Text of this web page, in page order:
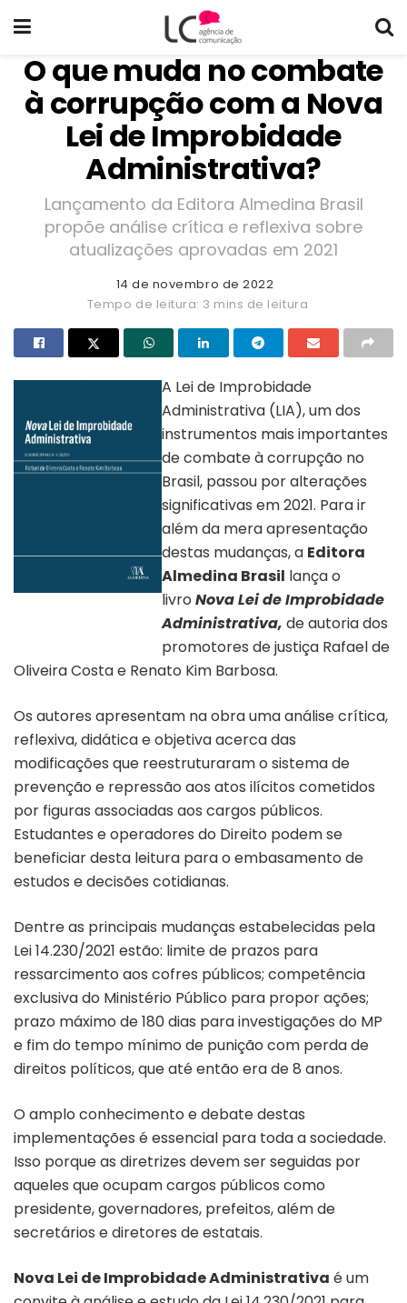
O que muda no combate
à corrupção com a Nova
Lei de Improbidade
Administrativa?
Lançamento da Editora Almedina Brasil
propõe análise crítica e reflexiva sobre
atualizações aprovadas em 2021
14 de novembro de 2022
Tempo de leitura: 3 mins de leitura
A Lei de Improbidade
Administrativa (LIA), um dos
instrumentos mais importantes
de combate à corrupção no
Brasil, passou por alterações
significativas em 2021. Para ir
além da mera apresentação
destas mudanças, a Editora
Almedina Brasil lança o
livro Nova Lei de Improbidade
Administrativa, de autoria dos
promotores de justiça Rafael de
Oliveira Costa e Renato Kim Barbosa.
Os autores apresentam na obra uma análise crítica,
reflexiva, didática e objetiva acerca das
modificações que reestruturaram o sistema de
prevenção e repressão aos atos ilícitos cometidos
por figuras associadas aos cargos públicos.
Estudantes e operadores do Direito podem se
beneficiar desta leitura para o embasamento de
estudos e decisões cotidianas.
Dentre as principais mudanças estabelecidas pela
Lei 14.230/2021 estão: limite de prazos para
ressarcimento aos cofres públicos; competência
exclusiva do Ministério Público para propor ações;
prazo máximo de 180 dias para investigações do MP
e fim do tempo mínimo de punição com perda de
direitos políticos, que até então era de 8 anos.
O amplo conhecimento e debate destas
implementações é essencial para toda a sociedade.
Isso porque as diretrizes devem ser seguidas por
aqueles que ocupam cargos públicos como
presidente, governadores, prefeitos, além de
secretários e diretores de estatais.
Nova Lei de Improbidade Administrativa é um